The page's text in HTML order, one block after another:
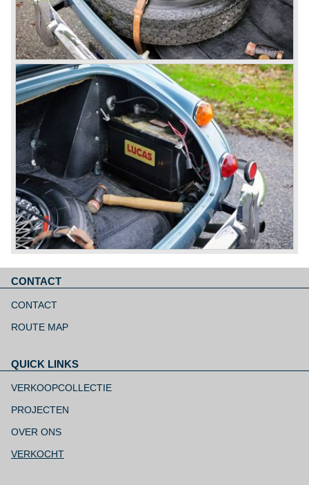
CONTACT
overslaan
CONTACT
ROUTE MAP
QUICK LINKS
overslaan
VERKOOPCOLLECTIE
PROJECTEN
OVER ONS
VERKOCHT